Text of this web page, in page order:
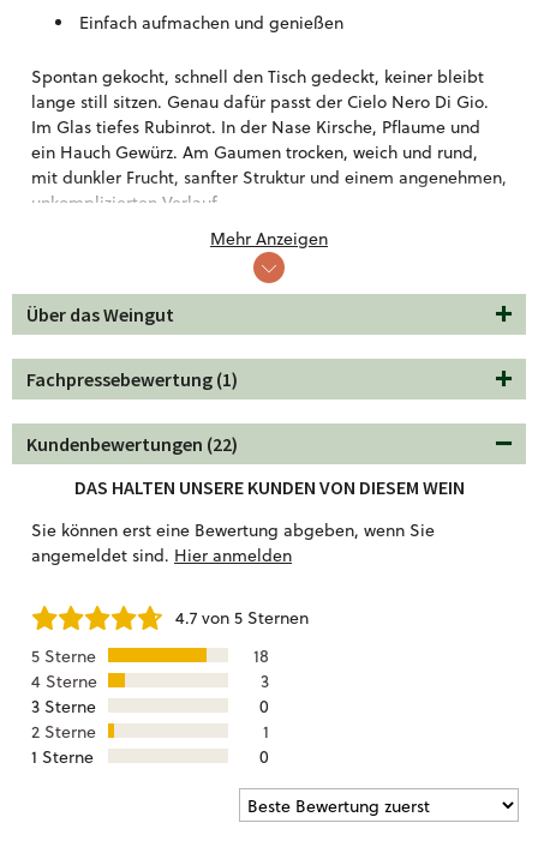
Einfach aufmachen und genießen
Spontan gekocht, schnell den Tisch gedeckt, keiner bleibt
lange still sitzen. Genau dafür passt der Cielo Nero Di Gio.
Im Glas tiefes Rubinrot. In der Nase Kirsche, Pflaume und
ein Hauch Gewürz. Am Gaumen trocken, weich und rund,
mit dunkler Frucht, sanfter Struktur und einem angenehmen,
unkomplizierten Verlauf.
Passt sehr gut zu Pasta mit Tomatensauce, Pizza, gegrilltem
Gemüse oder einfachen Fleischgerichten. Auch zu Antipasti
oder einer entspannten Runde mit Freunden funktioniert er
hervorragend. Ein Wein für Abende, die ohne viel Planung
einfach gut laufen.
Mehr Anzeigen
Über das Weingut
Fachpressebewertung (1)
Kundenbewertungen (22)
DAS HALTEN UNSERE KUNDEN VON DIESEM WEIN
Sie können erst eine Bewertung abgeben, wenn Sie
angemeldet sind. Hier anmelden
4.7 von 5 Sternen
5 Sterne
18
4 Sterne
3
3 Sterne
0
2 Sterne
1
1 Sterne
0